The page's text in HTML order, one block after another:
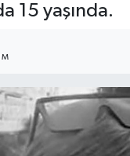
15 yaşında.